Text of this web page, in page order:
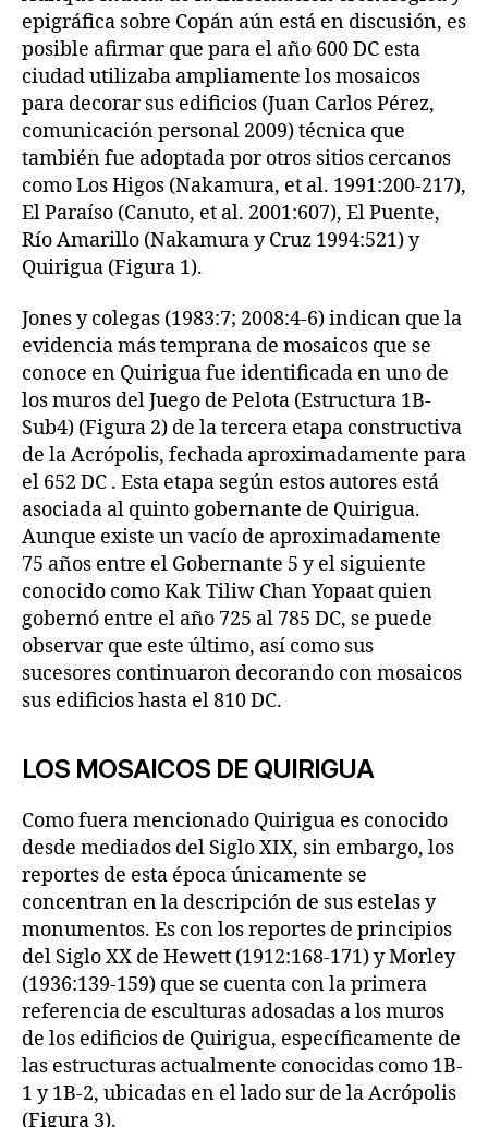
epigráfica sobre Copán aún está en discusión, es
posible afirmar que para el año 600 DC esta
ciudad utilizaba ampliamente los mosaicos
para decorar sus edificios (Juan Carlos Pérez,
comunicación personal 2009) técnica que
también fue adoptada por otros sitios cercanos
como Los Higos (Nakamura, et al. 1991:200-217),
El Paraíso (Canuto, et al. 2001:607), El Puente,
Río Amarillo (Nakamura y Cruz 1994:521) y
Quirigua (Figura 1).
Jones y colegas (1983:7; 2008:4-6) indican que la
evidencia más temprana de mosaicos que se
conoce en Quirigua fue identificada en uno de
los muros del Juego de Pelota (Estructura 1B-
Sub4) (Figura 2) de la tercera etapa constructiva
de la Acrópolis, fechada aproximadamente para
el 652 DC . Esta etapa según estos autores está
asociada al quinto gobernante de Quirigua.
Aunque existe un vacío de aproximadamente
75 años entre el Gobernante 5 y el siguiente
conocido como Kak Tiliw Chan Yopaat quien
gobernó entre el año 725 al 785 DC, se puede
observar que este último, así como sus
sucesores continuaron decorando con mosaicos
sus edificios hasta el 810 DC.
LOS MOSAICOS DE QUIRIGUA
Como fuera mencionado Quirigua es conocido
desde mediados del Siglo XIX, sin embargo, los
reportes de esta época únicamente se
concentran en la descripción de sus estelas y
monumentos. Es con los reportes de principios
del Siglo XX de Hewett (1912:168-171) y Morley
(1936:139-159) que se cuenta con la primera
referencia de esculturas adosadas a los muros
de los edificios de Quirigua, específicamente de
las estructuras actualmente conocidas como 1B-
1 y 1B-2, ubicadas en el lado sur de la Acrópolis
(Figura 3).